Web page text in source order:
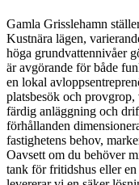
Gamla Grisslehamn
Kustnära lägen,
höga grundvattennivåer
är avgörande för både
en lokal
platsbesök och
färdig anläggning och
förhållanden
fastighetens behov,
Oavsett om du behöver
tank för fritidshus eller